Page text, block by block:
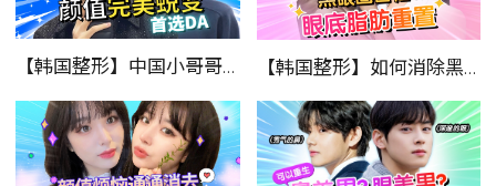
【韩国整形】中国小哥哥的整形真实反馈！ 【韩国整形】如何消除黑眼圈？3分钟搞定！